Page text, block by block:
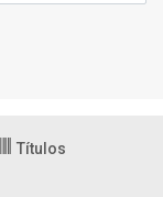
Títulos